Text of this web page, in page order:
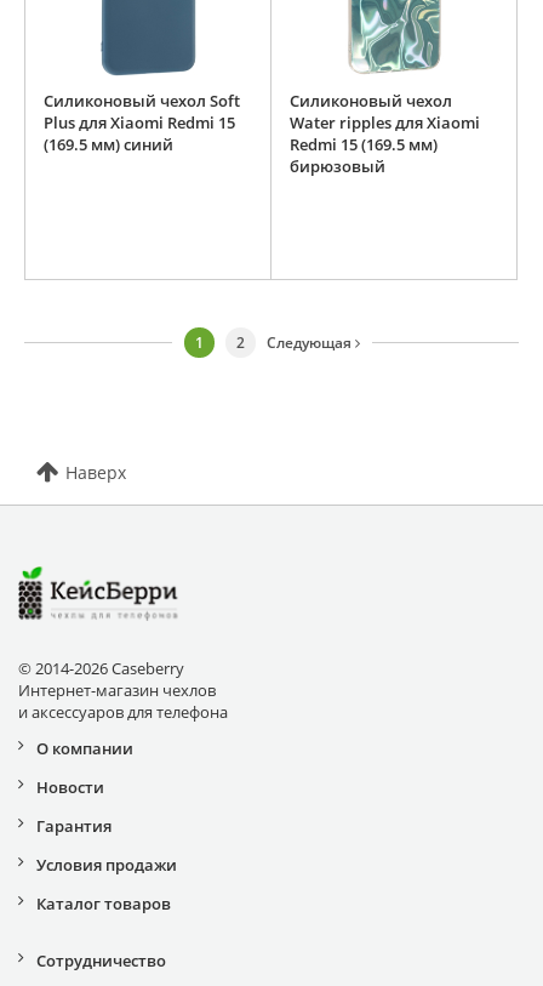
Силиконовый чехол Soft
Plus для Xiaomi Redmi 15
(169.5 мм) синий
Силиконовый чехол
Water ripples для Xiaomi
Redmi 15 (169.5 мм)
бирюзовый
1 2 Следующая
Наверх
© 2014-2026 Caseberry
Интернет-магазин чехлов
и аксессуаров для телефона
О компании
Новости
Гарантия
Условия продажи
Каталог товаров
Сотрудничество